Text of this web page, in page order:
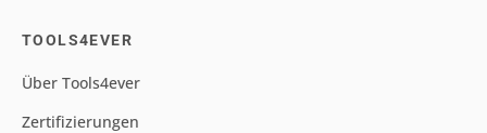
TOOLS4EVER
Über Tools4ever
Zertifizierungen